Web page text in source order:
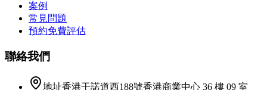
案例
常見問題
預約免費評估
聯絡我們
地址香港干諾道西188號香港商業中心 36 樓 09 室